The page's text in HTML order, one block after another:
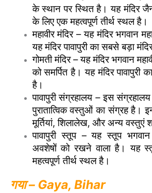
के स्थान पर स्थित है। यह मंदिर
के लिए एक महत्वपूर्ण तीर्थ स्थल है।
महावीर मंदिर – यह मंदिर भगवान
यह मंदिर पावापुरी का सबसे बड़ा
गोमती मंदिर – यह मंदिर भगवान
को समर्पित है। यह मंदिर पावापुरी
है।
पावापुरी संग्रहालय – इस संग्रहालय
पुरातात्विक वस्तुओं का संग्रह है।
मूर्तियां, शिलालेख, और अन्य वस्तुएं
पावापुरी स्तूप – यह स्तूप
अवशेषों को रखने वाला है। यह
महत्वपूर्ण तीर्थ स्थल है।
गया – Gaya, Bihar